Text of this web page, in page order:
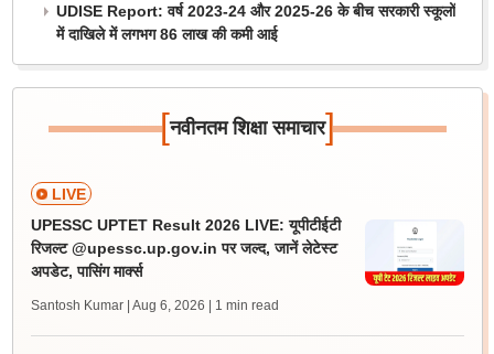
UDISE Report: वर्ष 2023-24 और 2025-26 के बीच सरकारी स्कूलों
में दाखिले में लगभग 86 लाख की कमी आई
[नवीनतम शिक्षा समाचार]
LIVE
UPESSC UPTET Result 2026 LIVE: यूपीटीईटी
रिजल्ट @upessc.up.gov.in पर जल्द, जानें लेटेस्ट
अपडेट, पासिंग मार्क्स
Santosh Kumar | Aug 6, 2026 | 1 min read